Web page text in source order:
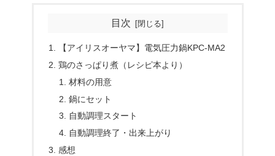
目次
【アイリスオーヤマ】電気圧力鍋KPC-MA2
鶏のさっぱり煮（レシピ本より）
材料の用意
鍋にセット
自動調理スタート
自動調理終了・出来上がり
感想